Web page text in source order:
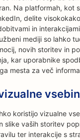
Na platformah, kot
delite
in
mediji so lahko
novih storitev in
kar uporabnike
mesta za več
koristijo vizualne
slike vaših storitev
ter interakcije s